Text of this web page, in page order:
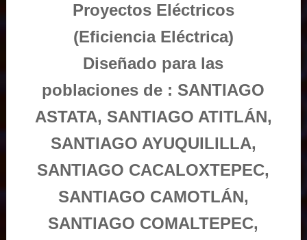
Proyectos Eléctricos
(Eficiencia Eléctrica)
Diseñado para las
poblaciones de : SANTIAGO
ASTATA, SANTIAGO ATITLÁN,
SANTIAGO AYUQUILILLA,
SANTIAGO CACALOXTEPEC,
SANTIAGO CAMOTLÁN,
SANTIAGO COMALTEPEC,